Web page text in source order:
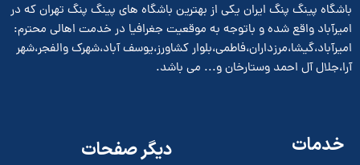
باشگاه پینگ پنگ ایران یکی از بهترین باشگاه های پینگ پنگ تهران که در
امیرآباد واقع شده و باتوجه به موقعیت جغرافیا در خدمت اهالی محترم:
امیرآباد،گیشا،مرزداران،فاطمی،بلوار کشاورز،یوسف آباد،شهرک والفجر،شهر
آرا،جلال آل احمد وستارخان و... می باشد.
خدمات دیگر صفحات